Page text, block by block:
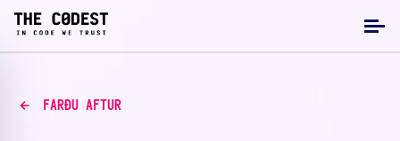
FARÐU AFTUR